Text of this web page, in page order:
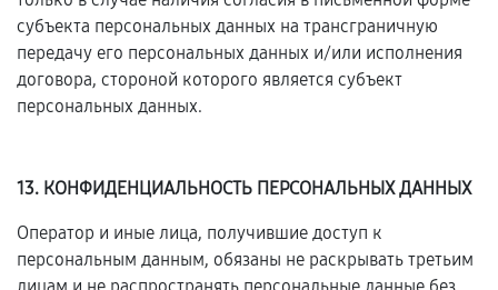
субъекта персональных данных на трансграничную
передачу его персональных данных и/или исполнения
договора, стороной которого является субъект
персональных данных.
13. КОНФИДЕНЦИАЛЬНОСТЬ ПЕРСОНАЛЬНЫХ ДАННЫХ
Оператор и иные лица, получившие доступ к
персональным данным, обязаны не раскрывать третьим